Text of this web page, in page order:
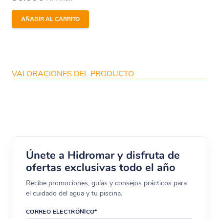
Aquavac. Es importante recordar que este
repuesto es solo válido para usar con
goma.
Retira los tubos y rodamientos viejos
cuidadosamente.
Coloca las nuevas unidades de
Rodamientosen su lugar y asegúrate de
AÑADIR AL CARRITO
VALORACIONES DEL PRODUCTO
Únete a Hidromar y disfruta de
ofertas exclusivas todo el año
Recibe promociones, guías y consejos prácticos para
el cuidado del agua y tu piscina.
CORREO ELECTRÓNICO*